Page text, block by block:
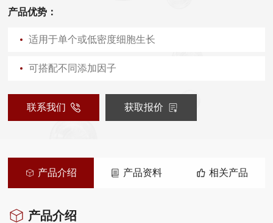
胞的单细胞培养。
产品优势：
适用于单个或低密度细胞生长
可搭配不同添加因子
联系我们 获取报价
产品介绍 产品资料 相关产品
产品介绍